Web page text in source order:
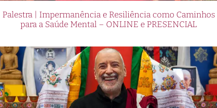
Palestra | Impermanência e Resiliência como Caminhos
para a Saúde Mental – ONLINE e PRESENCIAL